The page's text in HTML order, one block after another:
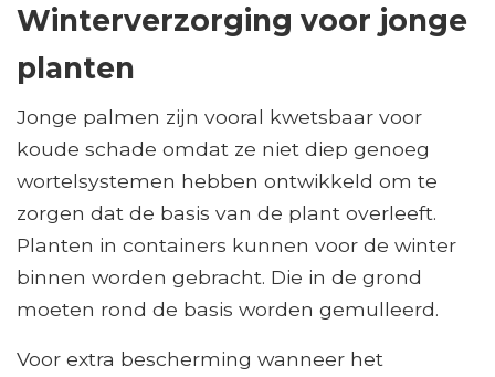
Winterverzorging voor jonge
planten
Jonge palmen zijn vooral kwetsbaar voor
koude schade omdat ze niet diep genoeg
wortelsystemen hebben ontwikkeld om te
zorgen dat de basis van de plant overleeft.
Planten in containers kunnen voor de winter
binnen worden gebracht. Die in de grond
moeten rond de basis worden gemulleerd.
Voor extra bescherming wanneer het